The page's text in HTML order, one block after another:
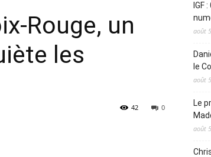
Rouge, un
les
0
42
IGF
août
le
août
Le
août